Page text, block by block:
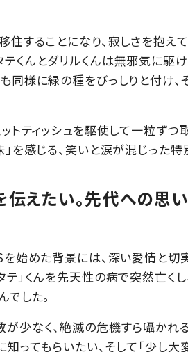
することになり、寂しさを抱え
くんとダリルくんは無邪気に駆け
同様に緑の種をびっしりと付け、
トティッシュを駆使して一粒ず
を感じる、笑いと涙が混じった
えたい。先代への思
始めた背景には、深い愛情と切
テ」くんを先天性の病で突然亡く
した。
少なく、絶滅の危機すら囁かれ
ってもらいたい、そして「少し大